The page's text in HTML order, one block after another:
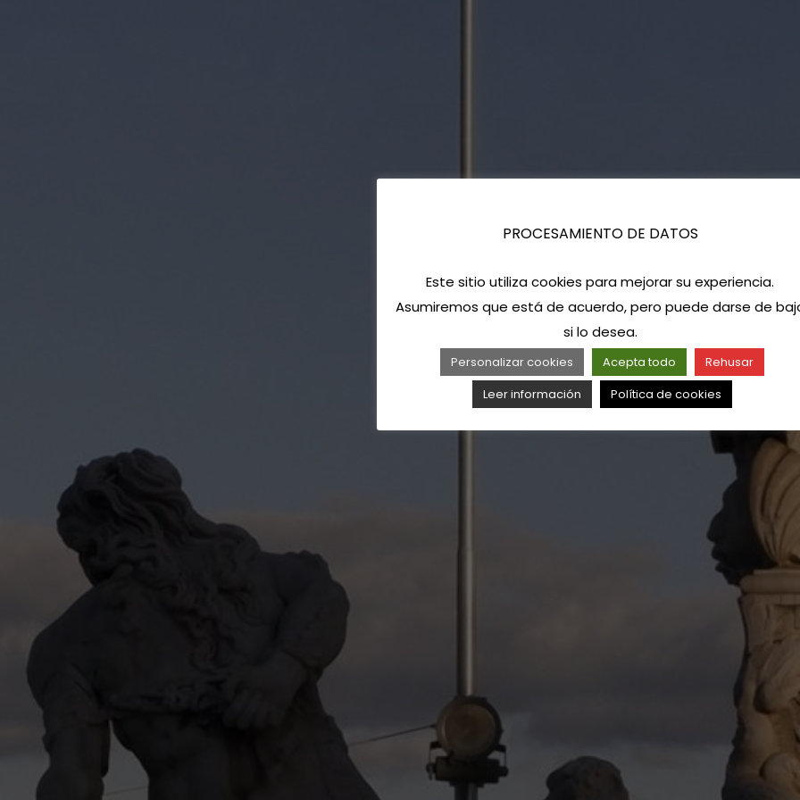
PROCESAMIENTO DE DATOS
Este sitio utiliza cookies para mejorar su experiencia.
Asumiremos que está de acuerdo, pero puede darse de
si lo desea.
Personalizar cookies Acepta todo
Rehusar
Leer información
Política de cookies